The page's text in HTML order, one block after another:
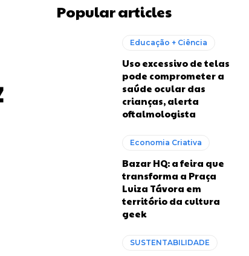
Popular articles
Educação + Ciência
Uso excessivo de telas
pode comprometer a
saúde ocular das
crianças, alerta
oftalmologista
Economia Criativa
Bazar HQ: a feira que
transforma a Praça
Luiza Távora em
território da cultura
geek
SUSTENTABILIDADE